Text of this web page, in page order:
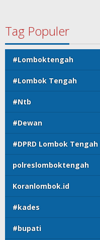
Tag Populer
#Lomboktengah
#Lombok Tengah
#Ntb
#Dewan
#DPRD Lombok Tengah
polreslomboktengah
Koranlombok.id
#kades
#bupati